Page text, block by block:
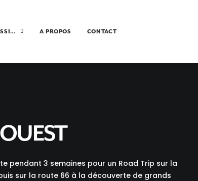
A PROPOS CONTACT
pendant 3 semaines pour un Road Trip sur la
sur la route 66 à la découverte de grands